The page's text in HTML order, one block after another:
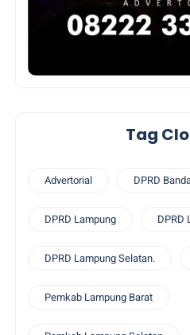
Tag
Advertorial DPRD
DPRD Lampung DPRD
DPRD Lampung Selatan.
Pemkab Lampung Barat